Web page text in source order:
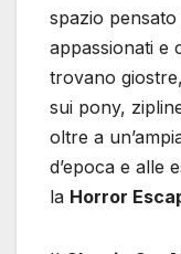
spazio
appassionati e
trovano
sui pony,
oltre a
d’epoca e alle
la Horror